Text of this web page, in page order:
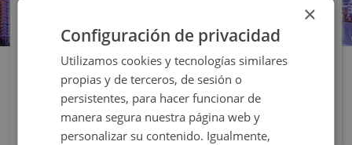
×
Configuración de privacidad
Utilizamos cookies y tecnologías similares
propias y de terceros, de sesión o
persistentes, para hacer funcionar de
manera segura nuestra página web y
personalizar su contenido. Igualmente,